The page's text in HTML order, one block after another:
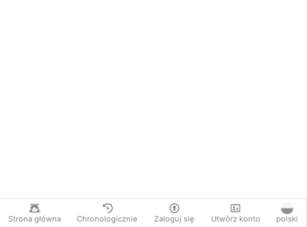
Strona główna Chronologicznie Zaloguj się Utwórz konto polski